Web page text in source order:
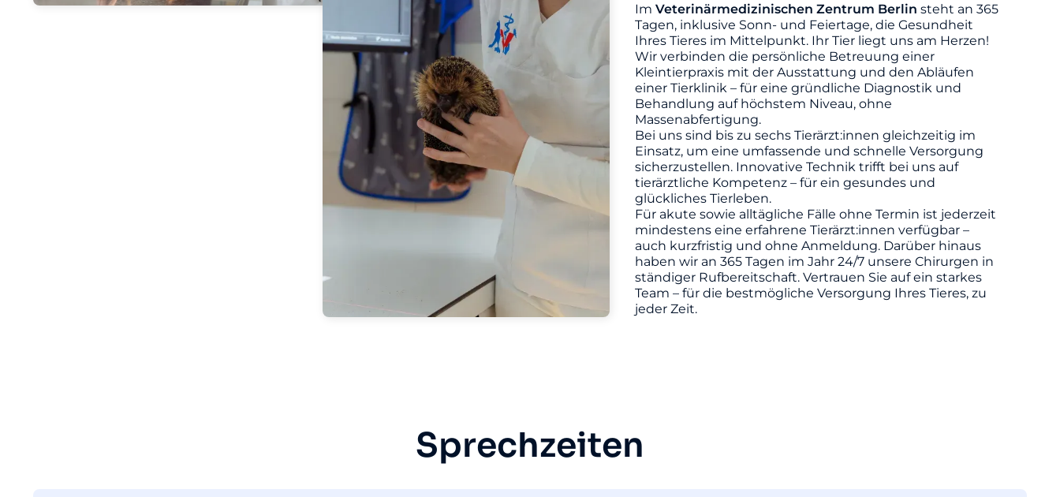
Im Veterinärmedizinischen Zentrum Berlin steht an 365
Tagen, inklusive Sonn- und Feiertage, die Gesundheit
Ihres Tieres im Mittelpunkt. Ihr Tier liegt uns am Herzen!
Wir verbinden die persönliche Betreuung einer
Kleintierpraxis mit der Ausstattung und den Abläufen
einer Tierklinik – für eine gründliche Diagnostik und
Behandlung auf höchstem Niveau, ohne
Massenabfertigung.
Bei uns sind bis zu sechs Tierärzt:innen gleichzeitig im
Einsatz, um eine umfassende und schnelle Versorgung
sicherzustellen. Innovative Technik trifft bei uns auf
tierärztliche Kompetenz – für ein gesundes und
glückliches Tierleben.
Für akute sowie alltägliche Fälle ohne Termin ist jederzeit
mindestens eine erfahrene Tierärzt:innen verfügbar –
auch kurzfristig und ohne Anmeldung. Darüber hinaus
haben wir an 365 Tagen im Jahr 24/7 unsere Chirurgen in
ständiger Rufbereitschaft. Vertrauen Sie auf ein starkes
Team – für die bestmögliche Versorgung Ihres Tieres, zu
jeder Zeit.
Sprechzeiten